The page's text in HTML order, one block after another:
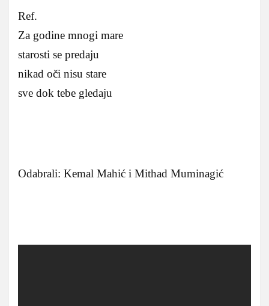
Ref.
Za godine mnogi mare
starosti se predaju
nikad oči nisu stare
sve dok tebe gledaju
Odabrali: Kemal Mahić i Mithad Muminagić